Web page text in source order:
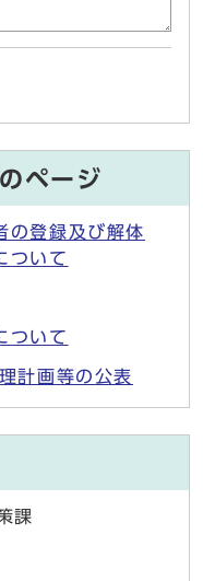
ページ
の登録及び解体
ついて
ついて
計画等の公表
課